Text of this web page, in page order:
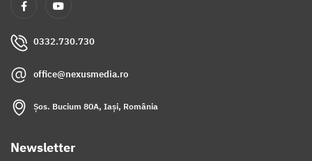
0332.730.730
office@nexusmedia.ro
Șos. Bucium 80A, Iași, România
Newsletter